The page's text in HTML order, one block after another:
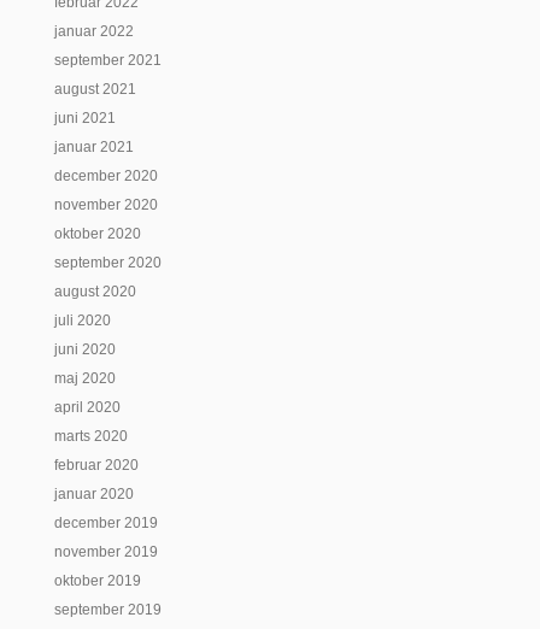
januar 2022
september 2021
august 2021
juni 2021
januar 2021
december 2020
november 2020
oktober 2020
september 2020
august 2020
juli 2020
juni 2020
maj 2020
april 2020
marts 2020
februar 2020
januar 2020
december 2019
november 2019
oktober 2019
september 2019